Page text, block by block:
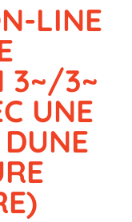
LINE
3~/3~
UNE